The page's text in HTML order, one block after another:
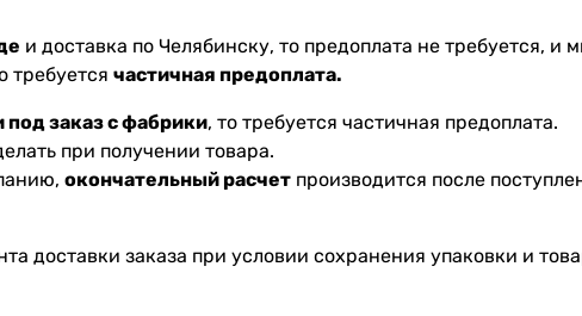
и доставка по Челябинску, то предоплата не требуется, и
требуется частичная предоплата.
заказ с фабрики, то требуется частичная предоплата.
при получении товара.
окончательный расчет производится после
доставки заказа при условии сохранения упаковки и